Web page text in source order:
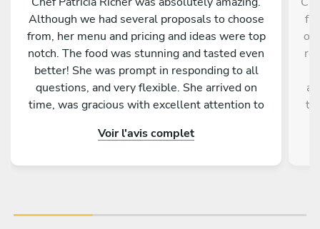
Although we had several proposals to choose
from, her menu and pricing and ideas were top
notch. The food was stunning and tasted even
better! She was prompt in responding to all
questions, and very flexible. She arrived on
time, was gracious with excellent attention to
spotless kitchen afterwords. I could not
Voir l'avis complet